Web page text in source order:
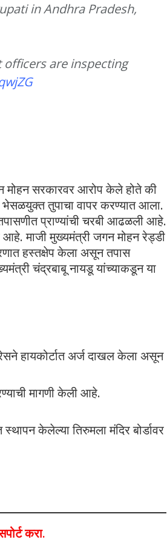
in Andhra Pradesh,
officers are inspecting
मोहन सरकारवर आरोप केले होते की
भेसळयुक्त तुपाचा वापर करण्यात आला.
प्राण्यांची चरबी आढळली आहे.
आहे. माजी मुख्यमंत्री जगन मोहन रेड्डी
हस्तक्षेप केला असून तपास
चंद्रबाबू नायडू यांच्याकडून या
हायकोर्टात अर्ज दाखल केला असून
मागणी केली आहे.
केलेल्या तिरुमला मंदिर बोर्डावर
करा.